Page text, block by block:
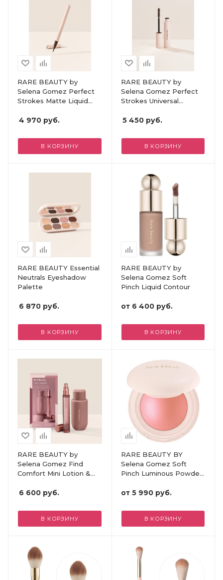
RARE BEAUTY by
Selena Gomez Perfect
Strokes Matte Liquid
4 970 руб.
В КОРЗИНУ
RARE BEAUTY by
Selena Gomez Perfect
Strokes Universal
Brown
5 450руб.
В КОРЗИНУ
RARE BEAUTY Essential
Neutrals Eyeshadow
Palette
6 870 руб.
В КОРЗИНУ
RARE BEAUTY by
Selena Gomez Soft
Pinch Liquid Contour
от 6 400 руб.
В КОРЗИНУ
RARE BEAUTY by
Selena Gomez Find
Comfort Mini Lotion &
6 600 руб.
В КОРЗИНУ
RARE BEAUTY BY
Selena Gomez Soft
Pinch Luminous Powder
от 5 990 руб.
В КОРЗИНУ